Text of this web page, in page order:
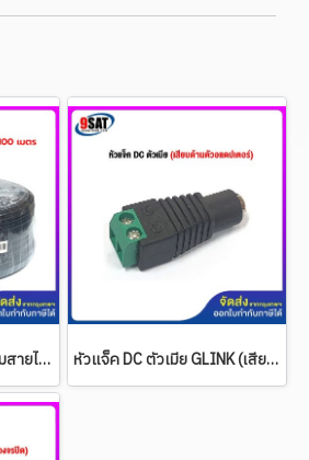
สายสัญญาณ RG6 พร้อมสายไฟ GLINK 100 เมตร ชิลด์ 95% (สีดำ) (สำหรับกล้องวงจรปิด CCTV) หัวแจ็ค DC ตัวเมีย GLINK (เสียบด้านอแดปเตอร์)